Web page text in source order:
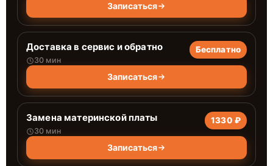
Записаться
Доставка в сервис и обратно
30 мин
Бесплатно
Записаться
Замена материнской платы
30 мин
1330 ₽
Записаться